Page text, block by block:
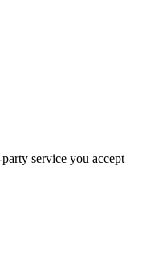
service you accept